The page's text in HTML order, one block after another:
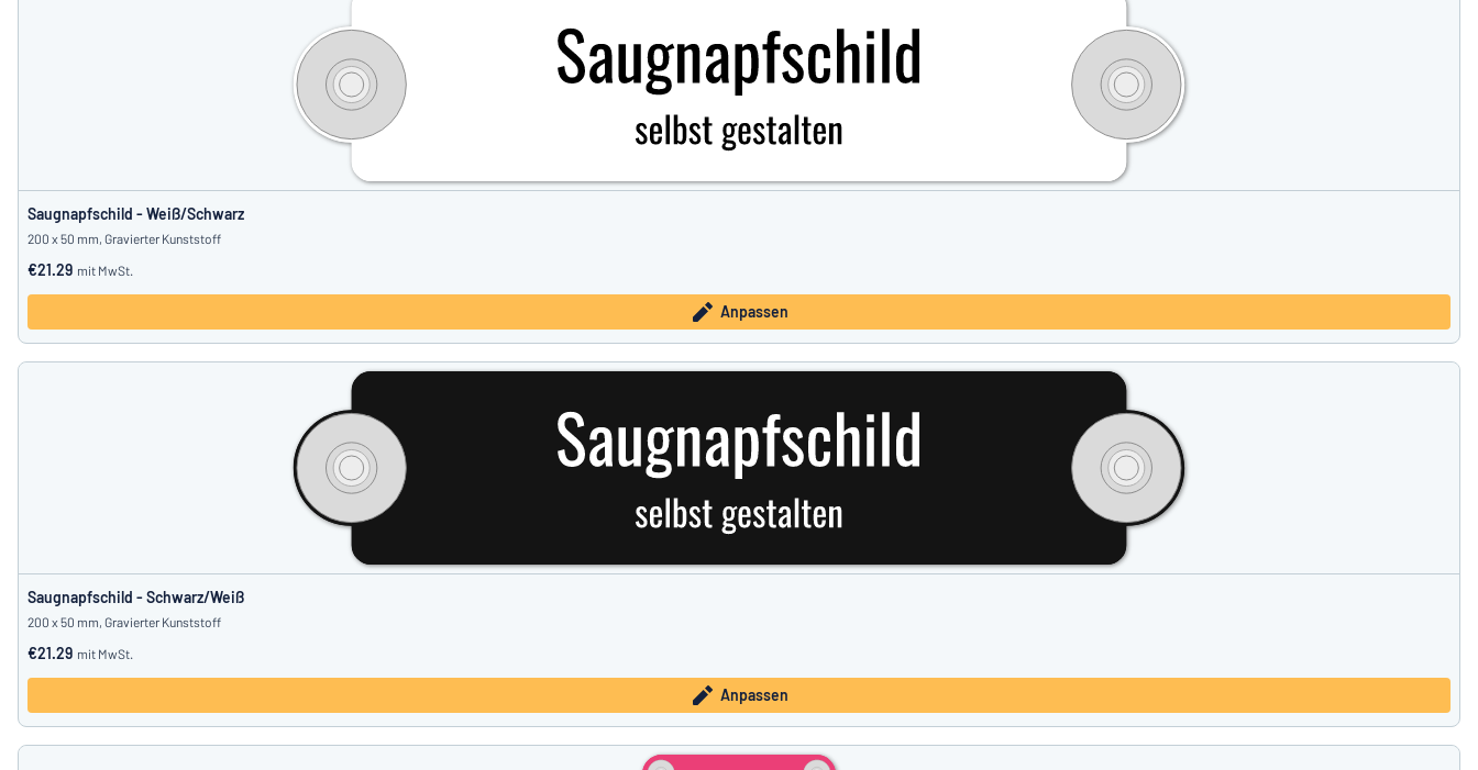
Saugnapfschild - Weiß/Schwarz
200 x 50 mm, Gravierter Kunststoff
€21.29 mit MwSt.
Anpassen
Saugnapfschild - Schwarz/Weiß
200 x 50 mm, Gravierter Kunststoff
€21.29 mit MwSt.
Anpassen